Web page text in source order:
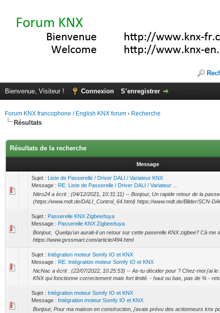
Bienvenue, Visiteur ! Connexion S’enregistrer
Forum KNX francophone / English KNX forum › Recherche
Résultats
Résultats de la recherche
Message
Sujet : Liste de Passerelle / Driver DALI / Variateur KNX
Message : RE: Liste de Passerelle / Driver DALI / Variateur ...
Nitro24 a écrit : (04/12/2021, 10:31:11) -- Bonjour, Un rapide retour de la
(https://www.mdt.de/DALI_Control_64.html) https://www.mdt.de/Bilder/SCN-
Sujet : Passerelle KNX Zigbee/tuya
Message : Passerelle KNX Zigbee/tuya
Bonjour, Quelqu'un aurait-il un retour sur cette paserelle KNX zigbee? Cà me
https://www.gvssmart.com/article/494.html
Sujet : Intégration moteur Somfy IO et KNX
Message : RE: Intégration moteur Somfy IO et KNX
NicNac a écrit : (22/07/2022, 10:25:53) -- As-tu décider pour ? Chez-moi j'ai le
KNX qui fonctionne correctement mais fort limité. - haut ou bas, pas de % -
Sujet : Intégration moteur Somfy IO et KNX
Message : Intégration moteur Somfy IO et KNX
Bonjour, Pour ma maison en construction, j'avais prévu des actionneurs knx